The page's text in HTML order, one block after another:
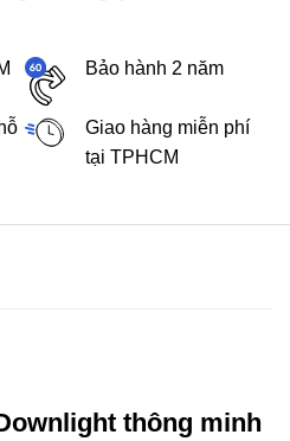
Bảo hành 2 năm
Giao hàng miễn phí
tại TPHCM
thông minh